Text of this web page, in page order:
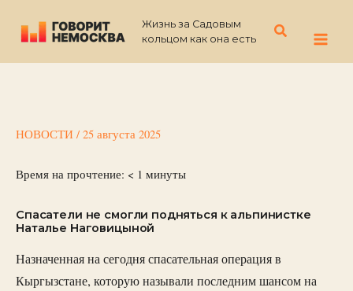
содержимому
Жизнь за Садовым
кольцом как она есть
Поиск
НОВОСТИ / 25 августа 2025
Время на прочтение: < 1 минуты
Спасатели не смогли подняться к альпинистке
Наталье Наговицыной
Назначенная на сегодня спасательная операция в
Кыргызстане, которую называли последним шансом на